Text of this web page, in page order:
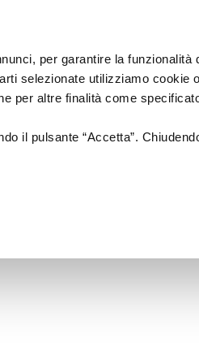
per garantire la funzionalità
selezionate utilizziamo cookie
per altre finalità come
il pulsante “Accetta”.
Cinema
cura
Cultura
Paesaggio